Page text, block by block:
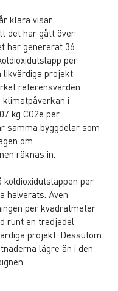
klara visar
det har gått över
har genererat 36
per
likvärdiga projekt
referensvärden.
klimatpåverkan i
kg CO2e per
samma byggdelar som
om
räknas in.
koldioxidutsläppen per
halverats. Även
per kvadratmeter
runt en tredjedel
projekt. Dessutom
lägre än i den